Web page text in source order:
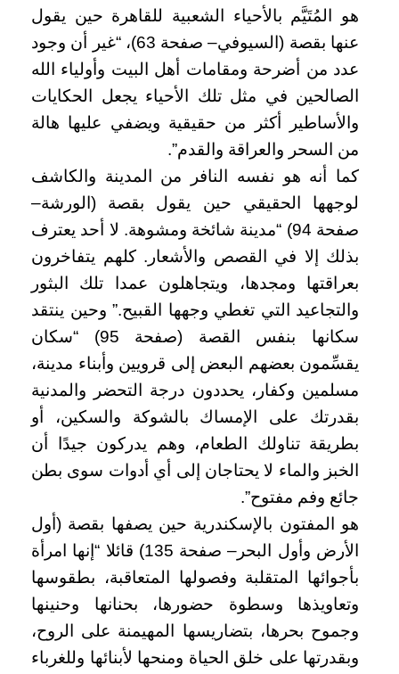
هو المُتَيَّم بالأحياء الشعبية للقاهرة حين يقول
عنها بقصة (السيوفي– صفحة 63)، “غير أن وجود
عدد من أضرحة ومقامات أهل البيت وأولياء الله
الصالحين في مثل تلك الأحياء يجعل الحكايات
والأساطير أكثر من حقيقية ويضفي عليها هالة
من السحر والعراقة والقدم”.
كما أنه هو نفسه النافر من المدينة والكاشف
لوجهها الحقيقي حين يقول بقصة (الورشة–
صفحة 94) “مدينة شائخة ومشوهة. لا أحد يعترف
بذلك إلا في القصص والأشعار. كلهم يتفاخرون
بعراقتها ومجدها، ويتجاهلون عمدا تلك البثور
والتجاعيد التي تغطي وجهها القبيح.” وحين ينتقد
سكانها بنفس القصة (صفحة 95) “سكان
يقسِّمون بعضهم البعض إلى قرويين وأبناء مدينة،
مسلمين وكفار، يحددون درجة التحضر والمدنية
بقدرتك على الإمساك بالشوكة والسكين، أو
بطريقة تناولك الطعام، وهم يدركون جيدًا أن
الخبز والماء لا يحتاجان إلى أي أدوات سوى بطن
جائع وفم مفتوح”.
هو المفتون بالإسكندرية حين يصفها بقصة (أول
الأرض وأول البحر– صفحة 135) قائلا “إنها امرأة
بأجوائها المتقلبة وفصولها المتعاقبة، بطقوسها
وتعاويذها وسطوة حضورها، بحنانها وحنينها
وجموح بحرها، بتضاريسها المهيمنة على الروح،
وبقدرتها على خلق الحياة ومنحها لأبنائها وللغرباء